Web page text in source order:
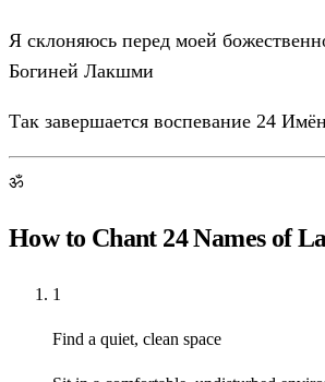
Я склоняюсь перед моей
Богиней Лакшми
Так завершается воспевание 24
ॐ
How to Chant 24 Names of
1
Find a quiet, clean space